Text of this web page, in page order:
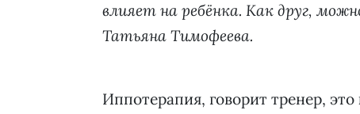
влияет на ребёнка. Как друг,
Татьяна Тимофеева.
Иппотерапия, говорит тренер,